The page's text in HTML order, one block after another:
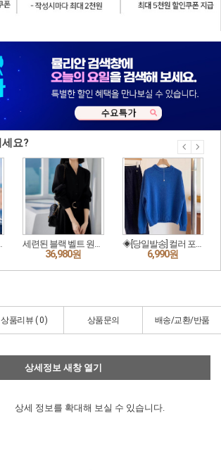
상품리뷰 ( 0) 상품문의 배송/교환/반품
상세정보 새창 열기
상세 정보를 확대해 보실 수 있습니다.